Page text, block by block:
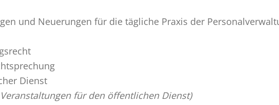
und Neuerungen für die tägliche Praxis der
Dienst
für den öffentlichen Dienst)